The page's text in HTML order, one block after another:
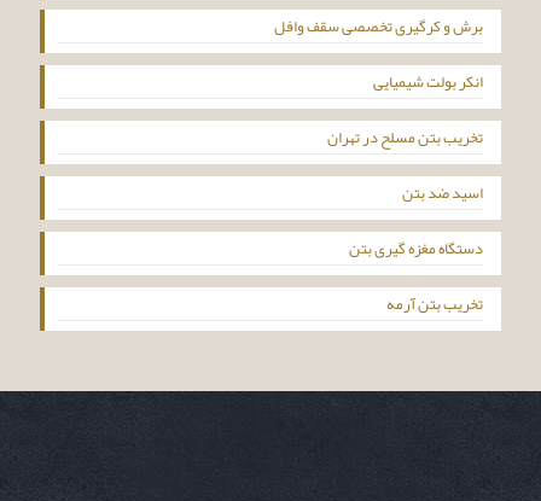
برش و کرگیری تخصصی سقف وافل
انکر بولت شیمیایی
تخریب بتن مسلح در تهران
اسید ضد بتن
دستگاه مغزه گیری بتن
تخریب بتن آرمه